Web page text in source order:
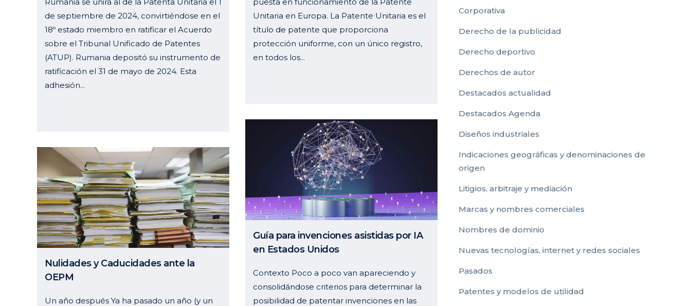
Unitaria en Europa. La Patente Unitaria es el
título de patente que proporciona
protección uniforme, con un único registro,
en todos los...
de septiembre de 2024, convirtiéndose en el
18º estado miembro en ratificar el Acuerdo
sobre el Tribunal Unificado de Patentes
(ATUP). Rumania depositó su instrumento de
ratificación el 31 de mayo de 2024. Esta
adhesión...
Guía para invenciones asistidas por IA
en Estados Unidos
Contexto Poco a poco van apareciendo y
consolidándose criterios para determinar la
posibilidad de patentar invenciones en las
Nulidades y Caducidades ante la
OEPM
Un año después Ya ha pasado un año (y un
Corporativa
Derecho de la publicidad
Derecho deportivo
Derechos de autor
Destacados actualidad
Destacados Agenda
Diseños industriales
Indicaciones geográficas y denominaciones de
origen
Litigios, arbitraje y mediación
Marcas y nombres comerciales
Nombres de dominio
Nuevas tecnologías, internet y redes sociales
Pasados
Patentes y modelos de utilidad